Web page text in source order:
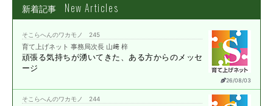
新着記事 New Articles
26/08/03
そこらへんのワカモノ 245
育て上げネット 事務局次長 山﨑 梓
頑張る気持ちが湧いてきた、 ある方からのメッセ
ージ
そこらへんのワカモノ 244